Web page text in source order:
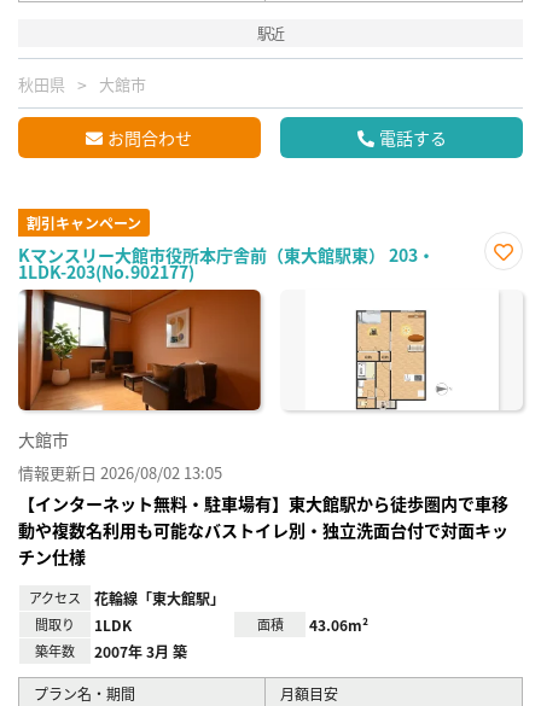
駅近
秋田県 大館市
お問合わせ 電話する
割引キャンペーン
Kマンスリー大館市役所本庁舎前（東大館駅東） 203・
1LDK-203(No.902177)
に入
大館市
情報更新日 2026/08/02 13:05
【インターネット無料・駐車場有】東大館駅から徒歩圏内で車移
動や複数名利用も可能なバストイレ別・独立洗面台付で対面キッ
チン仕様
アクセス 花輪線「東大館駅」
間取り 1LDK 面積 43.06m²
築年数 2007年 3月 築
プラン名・期間 月額目安